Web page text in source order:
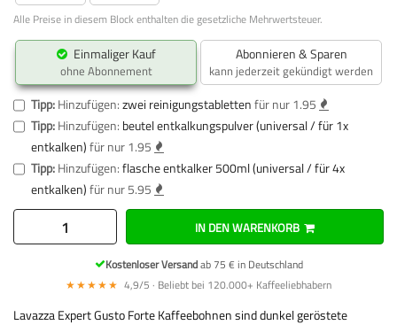
Alle Preise in diesem Block enthalten die gesetzliche Mehrwertsteuer.
Einmaliger Kauf
ohne Abonnement
Abonnieren & Sparen
kann jederzeit gekündigt werden
Tipp:Hinzufügen:zwei reinigungstablettenfür nur 1.95
Tipp:Hinzufügen: beutel entkalkungspulver (universal / für 1x
entkalken)für nur 1.95
Tipp:Hinzufügen:flasche entkalker 500ml (universal / für 4x
entkalken)für nur 5.95
IN DEN WARENKORB
Kostenloser Versandab 75 € in Deutschland
★★★★★ 4,9/5 · Beliebt bei 120.000+ Kaffeeliebhabern
Lavazza Expert Gusto Forte Kaffeebohnen sind dunkel geröstete